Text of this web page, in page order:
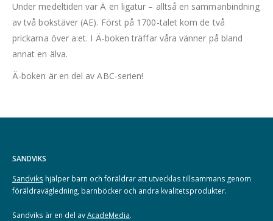
Under medeltiden var Ä en ligatur – alltså en sammanbindning
av två bokstäver (AE). Först på 1700-talet kom de två
prickarna över a:et. I Ä-boken träffar våra vänner på bland
annat en älva.
Ä-boken är en del av ABC-serien!
SANDVIKS
Sandviks hjälper barn och föräldrar att utvecklas tillsammans genom
föräldravägledning, barnböcker och andra kvalitetsprodukter.
Sandviks är en del avAcadeMedia.